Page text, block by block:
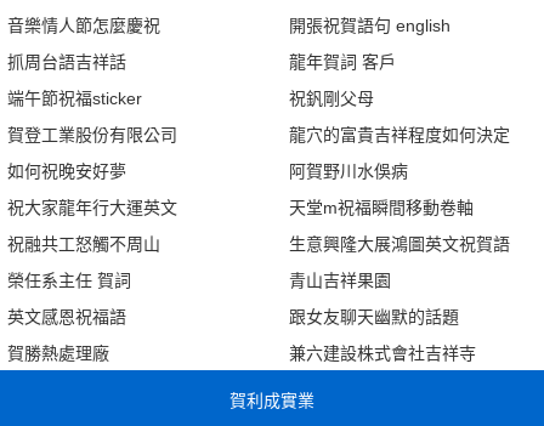
音樂情人節怎麼慶祝
抓周台語吉祥話
端午節祝福sticker
賀登工業股份有限公司
如何祝晚安好夢
祝大家龍年行大運英文
祝融共工怒觸不周山
榮任系主任 賀詞
英文感恩祝福語
賀勝熱處理廠
開張祝賀語句 english
龍年賀詞 客戶
祝釩剛父母
龍穴的富貴吉祥程度如何決定
阿賀野川水俁病
天堂m祝福瞬間移動卷軸
生意興隆大展鴻圖英文祝賀語
青山吉祥果園
跟女友聊天幽默的話題
兼六建設株式會社吉祥寺
賀利成實業